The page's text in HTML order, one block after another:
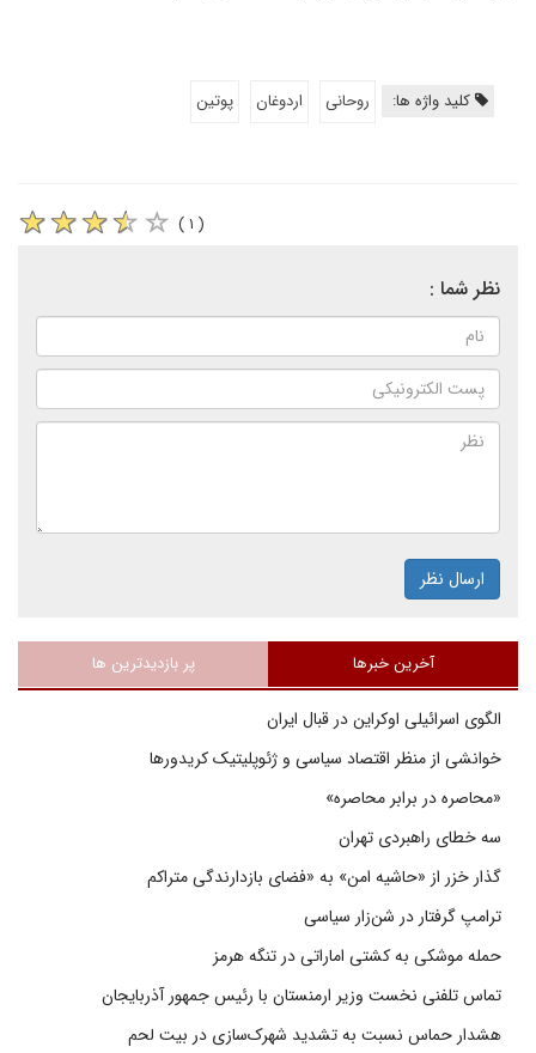
کلید واژه ها: روحانی اردوغان پوتین
( ۱ )
نظر شما :
ارسال نظر
آخرین خبرها پر بازدیدترین ها
الگوی اسرائیلی اوکراین در قبال ایران
خوانشی از منظر اقتصاد سیاسی و ژئوپلیتیک کریدورها
«محاصره در برابر محاصره»
سه خطای راهبردی تهران
گذار خزر از «حاشیه امن» به «فضای بازدارندگی متراکم
ترامپ گرفتار در شن‌زار سیاسی
حمله موشکی به کشتی اماراتی در تنگه هرمز
تماس تلفنی نخست وزیر ارمنستان با رئیس جمهور آذربایجان
هشدار حماس نسبت به تشدید شهرک‌سازی در بیت‌ لحم